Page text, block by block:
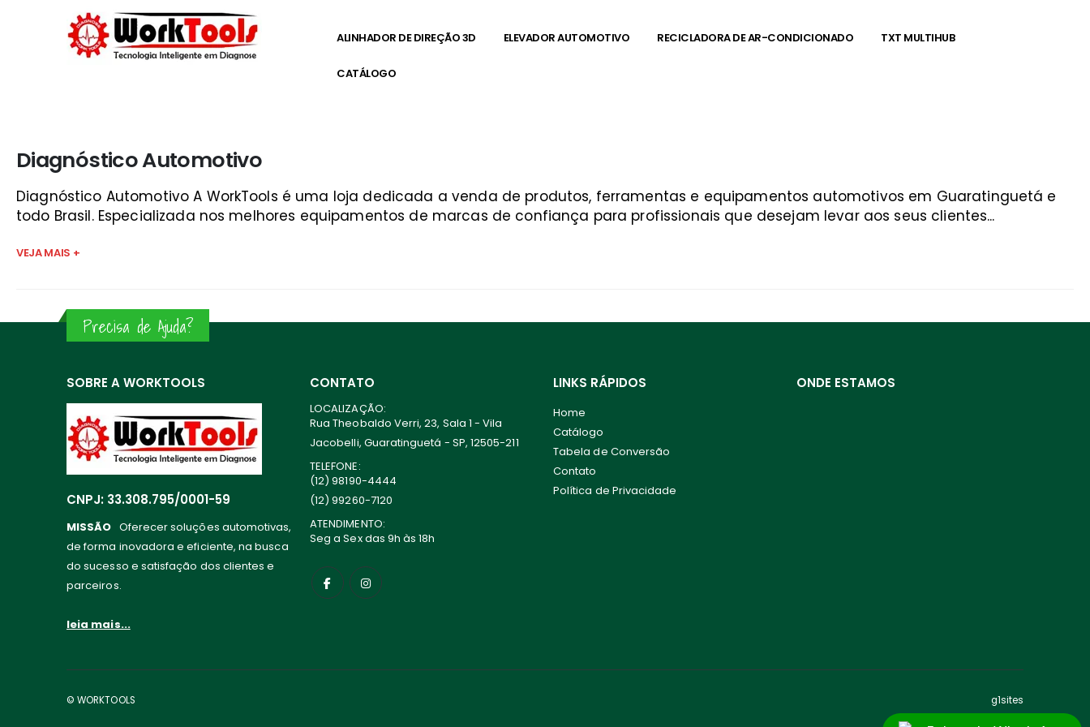
ALINHADOR DE DIREÇÃO 3D ELEVADOR AUTOMOTIVO RECICLADORA DE AR-CONDICIONADO TXT MULTIHUB
CATÁLOGO
Diagnóstico Automotivo
Diagnóstico Automotivo A WorkTools é uma loja dedicada a venda de produtos, ferramentas e equipamentos automotivos em Guaratinguetá e
todo Brasil. Especializada nos melhores equipamentos de marcas de confiança para profissionais que desejam levar aos seus clientes...
VEJA MAIS +
Precisa de Ajuda?
SOBRE A WORKTOOLS
CNPJ: 33.308.795/0001-59
MISSÃO Oferecer soluções automotivas,
de forma inovadora e eficiente, na busca
do sucesso e satisfação dos clientes e
parceiros.
leia mais...
CONTATO
LOCALIZAÇÃO:
Rua Theobaldo Verri, 23, Sala 1 - Vila
Jacobelli, Guaratinguetá - SP, 12505-211
TELEFONE:
(12) 98190-4444
(12) 99260-7120
ATENDIMENTO:
Seg a Sex das 9h às 18h
LINKS RÁPIDOS
Home
Catálogo
Tabela de Conversão
Contato
Política de Privacidade
ONDE ESTAMOS
© WORKTOOLS g1sites